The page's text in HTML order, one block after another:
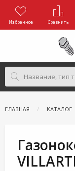
Избранное Сравнить
ГЛАВНАЯ КАТАЛОГ